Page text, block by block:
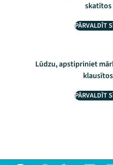
skatītos
PĀRVALDĪT
Lūdzu, apstipriniet
PĀRVALDĪT